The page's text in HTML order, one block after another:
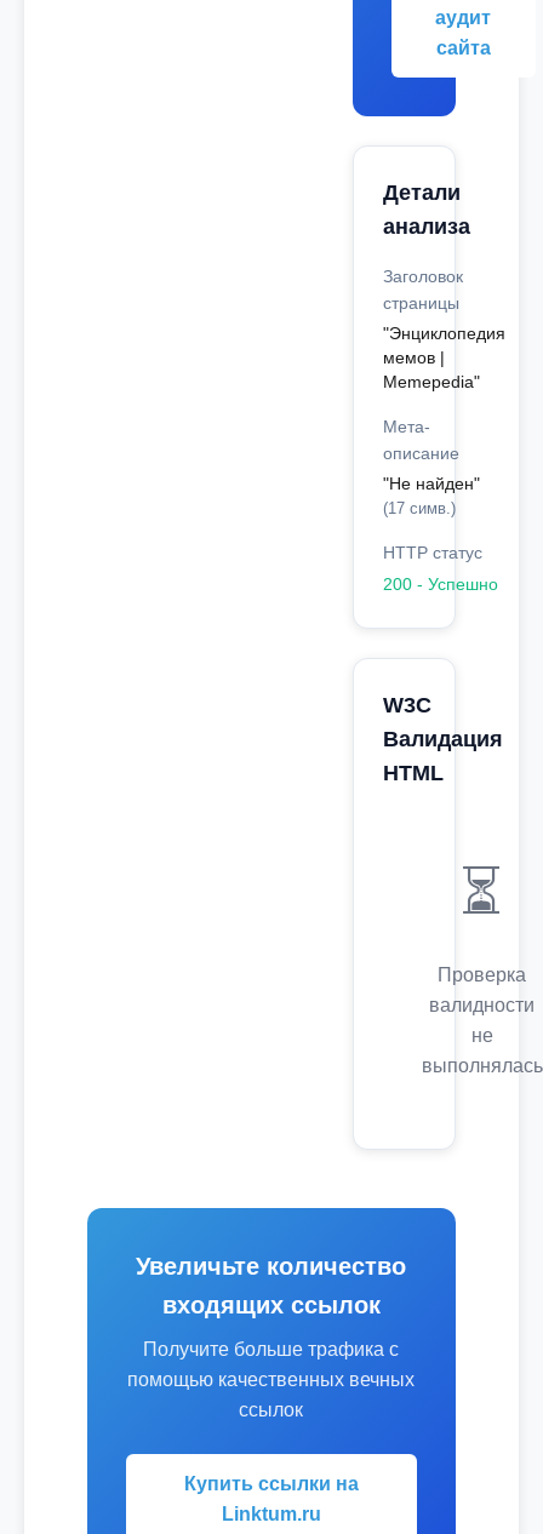
аудит
сайта
Детали
анализа
Заголовок
страницы
"Энциклопедия
мемов |
Memepedia"
Мета-
описание
"Не найден"
(17 симв.)
HTTP статус
200 - Успешно
W3C
Валидация
HTML
⏳
Проверка
валидности
не
выполнялась
Увеличьте количество
входящих ссылок
Получите больше трафика с
помощью качественных вечных
ссылок
Купить ссылки на
Linktum.ru